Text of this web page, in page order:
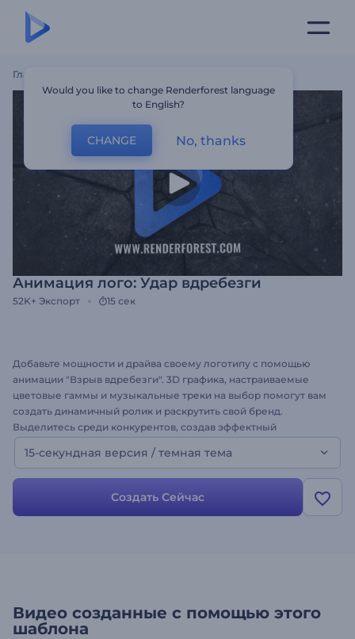
Главная
Анимация лого: Удар вдребезги
52K+ Экспорт 15 сек
Добавьте мощности и драйва своему логотипу с помощью
анимации "Взрыв вдребезги". 3D графика, настраиваемые
цветовые гаммы и музыкальные треки на выбор помогут вам
создать динамичный ролик и раскрутить свой бренд.
Выделитесь среди конкурентов, создав эффектный
видеоролик с анимацией логотипа "Взрыв вдребезги"!
15-секундная версия / темная тема
Создать Сейчас
Видео созданные с помощью этого
шаблона
Would you like to change Renderforest language
to English?
CHANGE No, thanks